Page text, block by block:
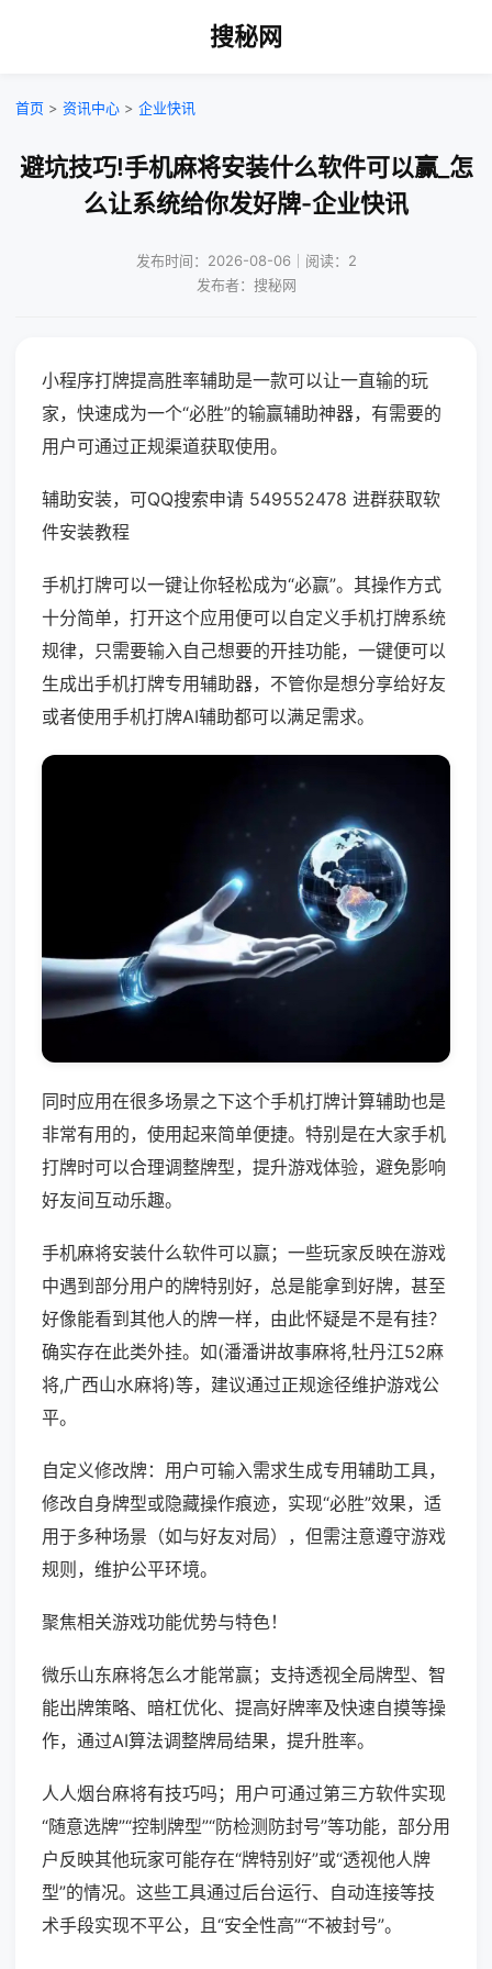
搜秘网
首页 > 资讯中心 > 企业快讯
避坑技巧!手机麻将安装什么软件可以赢_怎
么让系统给你发好牌-企业快讯
发布时间：2026-08-06｜阅读：2
发布者：搜秘网
小程序打牌提高胜率辅助是一款可以让一直输的玩
家，快速成为一个“必胜”的输赢辅助神器，有需要的
用户可通过正规渠道获取使用。
辅助安装，可QQ搜索申请 549552478 进群获取软
件安装教程
手机打牌可以一键让你轻松成为“必赢”。其操作方式
十分简单，打开这个应用便可以自定义手机打牌系统
规律，只需要输入自己想要的开挂功能，一键便可以
生成出手机打牌专用辅助器，不管你是想分享给好友
或者使用手机打牌AI辅助都可以满足需求。
同时应用在很多场景之下这个手机打牌计算辅助也是
非常有用的，使用起来简单便捷。特别是在大家手机
打牌时可以合理调整牌型，提升游戏体验，避免影响
好友间互动乐趣。
手机麻将安装什么软件可以赢；一些玩家反映在游戏
中遇到部分用户的牌特别好，总是能拿到好牌，甚至
好像能看到其他人的牌一样，由此怀疑是不是有挂？
确实存在此类外挂。如(潘潘讲故事麻将,牡丹江52麻
将,广西山水麻将)等，建议通过正规途径维护游戏公
平。
自定义修改牌：用户可输入需求生成专用辅助工具，
修改自身牌型或隐藏操作痕迹，实现“必胜”效果，适
用于多种场景（如与好友对局），但需注意遵守游戏
规则，维护公平环境。
聚焦相关游戏功能优势与特色！
微乐山东麻将怎么才能常赢；支持透视全局牌型、智
能出牌策略、暗杠优化、提高好牌率及快速自摸等操
作，通过AI算法调整牌局结果，提升胜率。
人人烟台麻将有技巧吗；用户可通过第三方软件实现
“随意选牌”“控制牌型”“防检测防封号”等功能，部分用
户反映其他玩家可能存在“牌特别好”或“透视他人牌
型”的情况。这些工具通过后台运行、自动连接等技
术手段实现不平公，且“安全性高”“不被封号”。